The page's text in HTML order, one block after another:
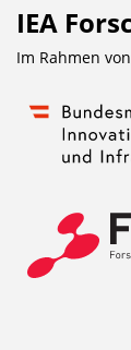
IEA
Im Rahmen von